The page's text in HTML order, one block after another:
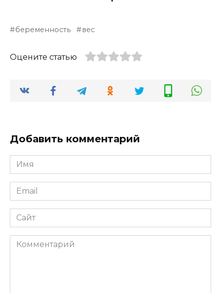
беременность вес
Оцените статью
Добавить комментарий
Имя
*
Email
*
Сайт
Комментарий